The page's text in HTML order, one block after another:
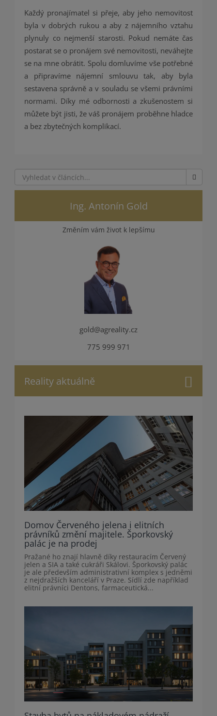
Každý pronajímatel si přeje, aby jeho nemovitost
byla v dobrých rukou a aby z nájemního vztahu
plynuly co nejmenší starosti. Pokud nemáte čas
postarat se o pronájem své nemovitosti, neváhejte
se na mne obrátit. Spolu domluvíme vše potřebné
a připravíme nájemní smlouvu tak, aby byla
sestavena správně a v souladu se všemi právními
normami. Díky mé odbornosti a zkušenostem si
můžete být jisti, že váš pronájem proběhne hladce
a bez zbytečných komplikací.
Ing. Antonín Gold
Změním vám život k lepšímu
gold@agreality.cz
775 999 971
Reality aktuálně
Domov Červeného jelena i elitních
právníků změní majitele. Šporkovský
palác je na prodej
Pražané ho znají hlavně díky restauracím Červený
jelen a SIA a také cukráři Skálovi. Šporkovský palác
je ale především administrativní komplex s jedněmi
z nejdražších kanceláří v Praze. Sídlí zde například
elitní právníci Dentons, farmaceutická...